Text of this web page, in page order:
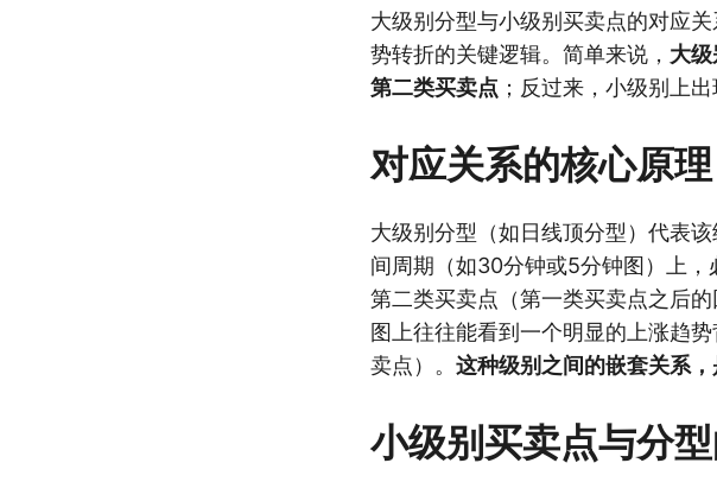
大级别分型与小级别买卖点的对应
势转折的关键逻辑。简单来说， 大
第二类买卖点 ；反过来，小级别上
对应关系的核心原理
大级别分型（如日线顶分型）代表
间周期（如30分钟或5分钟图）上
第二类买卖点（第一类买卖点之后
图上往往能看到一个明显的上涨趋
卖点）。 这种级别之间的嵌套关系
小级别买卖点与分